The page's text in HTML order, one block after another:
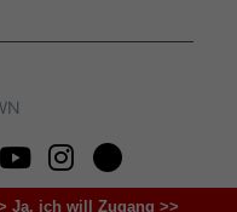
Ja, ich will Zugang >>